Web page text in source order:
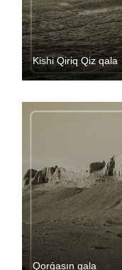
Kishi Qiriq Qiz qala
Qorǵasın qala